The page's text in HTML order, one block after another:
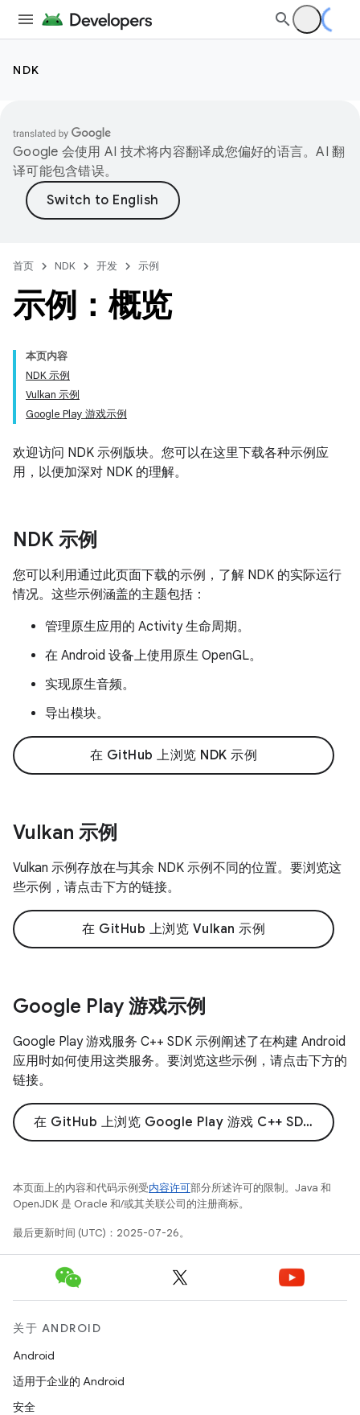
NDK
Google 会使用 AI 技术将内容翻译成您偏好的语言。AI 翻
译可能包含错误。
首页 NDK 开发 示例
示例：概览
本页内容
NDK 示例
Vulkan 示例
Google Play 游戏示例
欢迎访问 NDK 示例版块。您可以在这里下载各种示例应
用，以便加深对 NDK 的理解。
NDK 示例
您可以利用通过此页面下载的示例，了解 NDK 的实际运行
情况。这些示例涵盖的主题包括：
管理原生应用的 Activity 生命周期。
在 Android 设备上使用原生 OpenGL。
实现原生音频。
导出模块。
在 GitHub 上浏览 NDK 示例
Vulkan 示例
Vulkan 示例存放在与其余 NDK 示例不同的位置。要浏览这
些示例，请点击下方的链接。
在 GitHub 上浏览 Vulkan 示例
Google Play 游戏示例
Google Play 游戏服务 C++ SDK 示例阐述了在构建 Android
应用时如何使用这类服务。要浏览这些示例，请点击下方的
链接。
在 GitHub 上浏览 Google Play 游戏 C++ SDK 示例
本页面上的内容和代码示例受内容许可部分所述许可的限制。Java 和
OpenJDK 是 Oracle 和/或其关联公司的注册商标。
最后更新时间 (UTC)：2025-07-26。
关于 ANDROID
Android
适用于企业的 Android
安全